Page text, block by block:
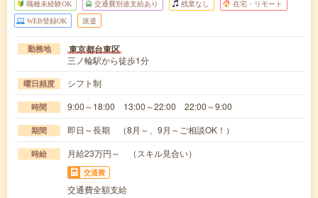
職種未経験OK 交通費別途支給あり 残業なし 在宅・リモート
WEB登録OK 派遣
勤務地 東京都台東区
三ノ輪駅から徒歩1分
曜日頻度 シフト制
時間 9:00～18:00 13:00～22:00 22:00～9:00
期間 即日～長期 （8月～、9月～ご相談OK！）
時給 月給23万円～ （スキル見合い）
交通費
交通費全額支給